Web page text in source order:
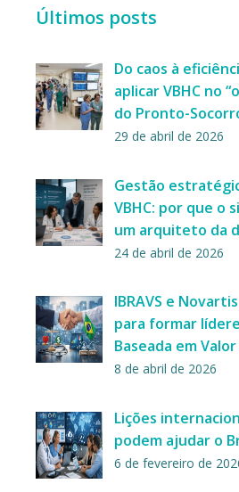
Últimos posts
Do caos à
aplicar VBHC no
do Pronto-
29 de abril de 2026
Gestão
VBHC: por que o
um arquiteto da
24 de abril de 2026
IBRAVS e
para formar
Baseada em
8 de abril de 2026
Lições
podem ajudar o
6 de fevereiro de